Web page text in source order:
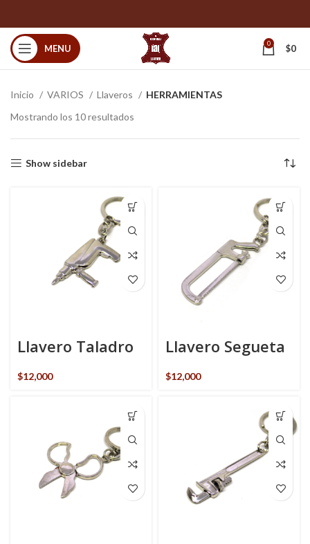
MENU 0 $0
Inicio VARIOS Llaveros
HERRAMIENTAS
Mostrando los 10 resultados
Show sidebar
Llavero Taladro
$12,000
Llavero Segueta
$12,000